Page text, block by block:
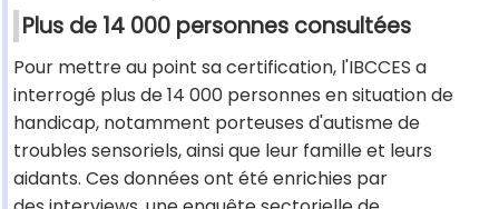
Plus de 14 000 personnes consultées
Pour mettre au point sa certification, l'IBCCES a
interrogé plus de 14 000 personnes en situation de
handicap, notamment porteuses d'autisme de
troubles sensoriels, ainsi que leur famille et leurs
aidants. Ces données ont été enrichies par